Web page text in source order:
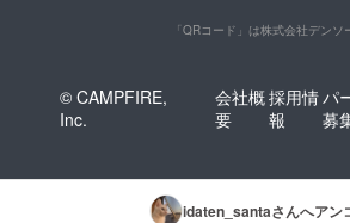
「QRコード」は株式会社デンソ
© CAMPFIRE,
Inc.
会社概
要
採用情
報
パ
募
idaten_santaさんへアン